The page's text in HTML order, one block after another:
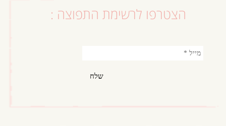
הצטרפו לרשימת התפוצה :